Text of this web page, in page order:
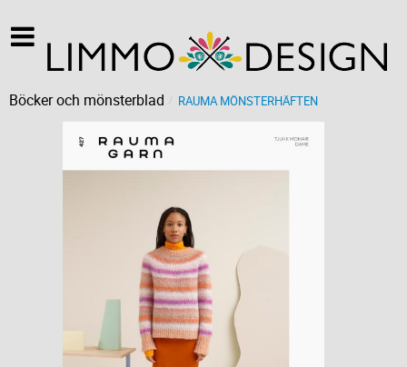
Böcker och mönsterblad RAUMA MÖNSTERHÄFTEN